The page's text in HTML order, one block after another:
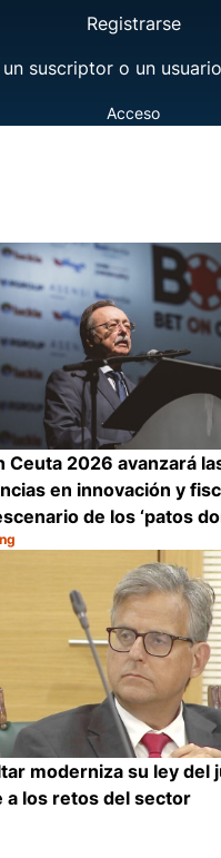
Registrarse
un suscriptor o un
Acceso
Ceuta 2026 avanzará
en innovación y
de los ‘patos
moderniza su ley del
a los retos del sector